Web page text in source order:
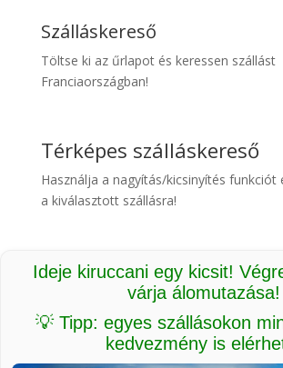
Kiwi
Szálláskereső
Töltse ki az űrlapot és keressen szállást
Franciaországban!
Térképes szálláskereső
Használja a nagyítás/kicsinyítés funkciót
a kiválasztott szállásra!
Ideje kiruccani egy kicsit!
várja álomutazása!
💡 Tipp: egyes szállásokon
kedvezmény is